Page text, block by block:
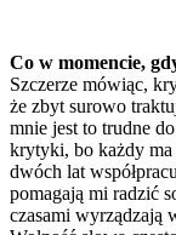
Co w momencie,
Szczerze mówiąc,
że zbyt surowo
mnie jest to trudne
krytyki, bo każdy ma
dwóch lat
pomagają mi radzić
czasami wyrządzają